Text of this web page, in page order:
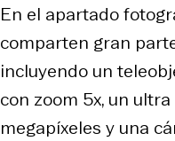
En el apartado
comparten gran
incluyendo un
con zoom 5x, un
megapíxeles y una